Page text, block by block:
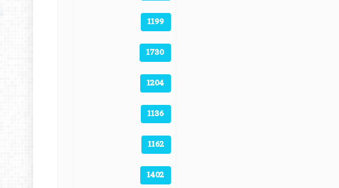
1199
1730
1204
1136
1162
1402